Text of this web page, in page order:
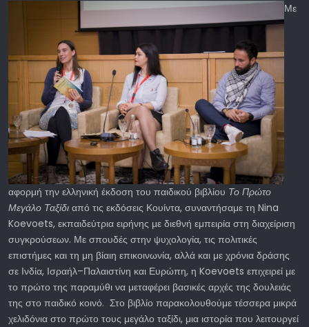
Με
αφορμή την ελληνική έκδοση του παιδικού βιβλίου Το Πρώτο
Μεγάλο Ταξίδι από τις εκδόσεις Κουίντα, συναντήσαμε τη Nina
Koevoets, εκπαιδεύτρια ειρήνης με διεθνή εμπειρία στη διαχείριση
συγκρούσεων. Με σπουδές στην ψυχολογία, τις πολιτικές
επιστήμες και τη μη βίαιη επικοινωνία, αλλά και με χρόνια δράσης
σε Ινδία, Ισραήλ–Παλαιστίνη και Ευρώπη, η Koevoets επιχειρεί με
το πρώτο της παραμύθι να μεταφέρει βασικές αρχές της δουλειάς
της στο παιδικό κοινό. Στο βιβλίο παρακολουθούμε τέσσερα μικρά
χελιδόνια στο πρώτο τους μεγάλο ταξίδι, μια ιστορία που λειτουργεί